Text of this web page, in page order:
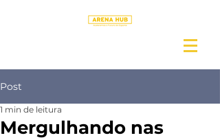
Post
Mergulhando nas
1 min de leitura